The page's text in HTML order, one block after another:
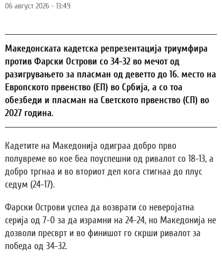
06 август 2026 - 13:49
Македонската кадетска репрезентација триумфира
против Фарски Острови со 34-32 во мечот од
разигрувањето за пласман од деветто до 16. место на
Европското првенство (ЕП) во Србија, а со тоа
обезбеди и пласман на Светското првенство (СП) во
2027 година.
Кадетите на Македонија одиграа добро прво
полувреме во кое беа поуспешни од ривалот со 18-13, а
добро тргнаа и во вториот дел кога стигнаа до плус
седум (24-17).
Фарски Острови успеа да возврати со неверојатна
серија од 7-0 за да израмни на 24-24, но Македонија не
дозволи пресврт и во финишот го скрши ривалот за
победа од 34-32.